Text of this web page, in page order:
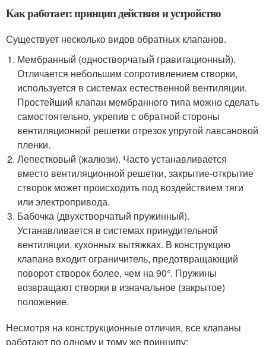
Как работает: принцип действия и устройство
Существует несколько видов обратных клапанов.
Мембранный (одностворчатый гравитационный).
Отличается небольшим сопротивлением створки,
используется в системах естественной вентиляции.
Простейший клапан мембранного типа можно сделать
самостоятельно, укрепив с обратной стороны
вентиляционной решетки отрезок упругой лавсановой
пленки.
Лепестковый (жалюзи). Часто устанавливается
вместо вентиляционной решетки, закрытие-открытие
створок может происходить под воздействием тяги
или электропривода.
Бабочка (двухстворчатый пружинный).
Устанавливается в системах принудительной
вентиляции, кухонных вытяжках. В конструкцию
клапана входит ограничитель, предотвращающий
поворот створок более, чем на 90°. Пружины
возвращают створки в изначальное (закрытое)
положение.
Несмотря на конструкционные отличия, все клапаны
работают по одному и тому же принципу: